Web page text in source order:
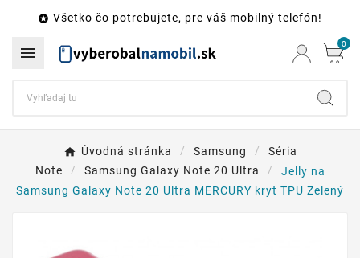
 Všetko čo potrebujete, pre váš mobilný telefón!
 0
Úvodná stránka Samsung
Séria
Note
Samsung Galaxy Note 20 Ultra
Jelly na
Samsung Galaxy Note 20 Ultra MERCURY kryt TPU Zelený